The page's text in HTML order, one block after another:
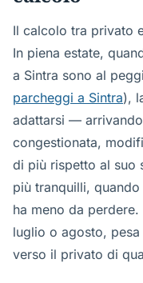
Il calcolo tra privato
In piena estate,
a Sintra sono al
parcheggi a Sintra),
adattarsi —
congestionata,
di più rispetto al suo
più tranquilli,
ha meno da
luglio o agosto,
verso il privato di